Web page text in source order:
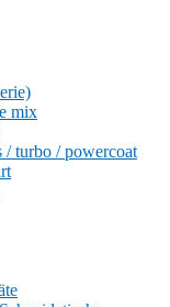
mix
turbo / powercoat